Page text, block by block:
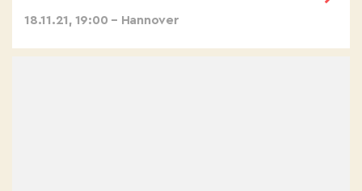
18.11.21, 19:00 – Hannover